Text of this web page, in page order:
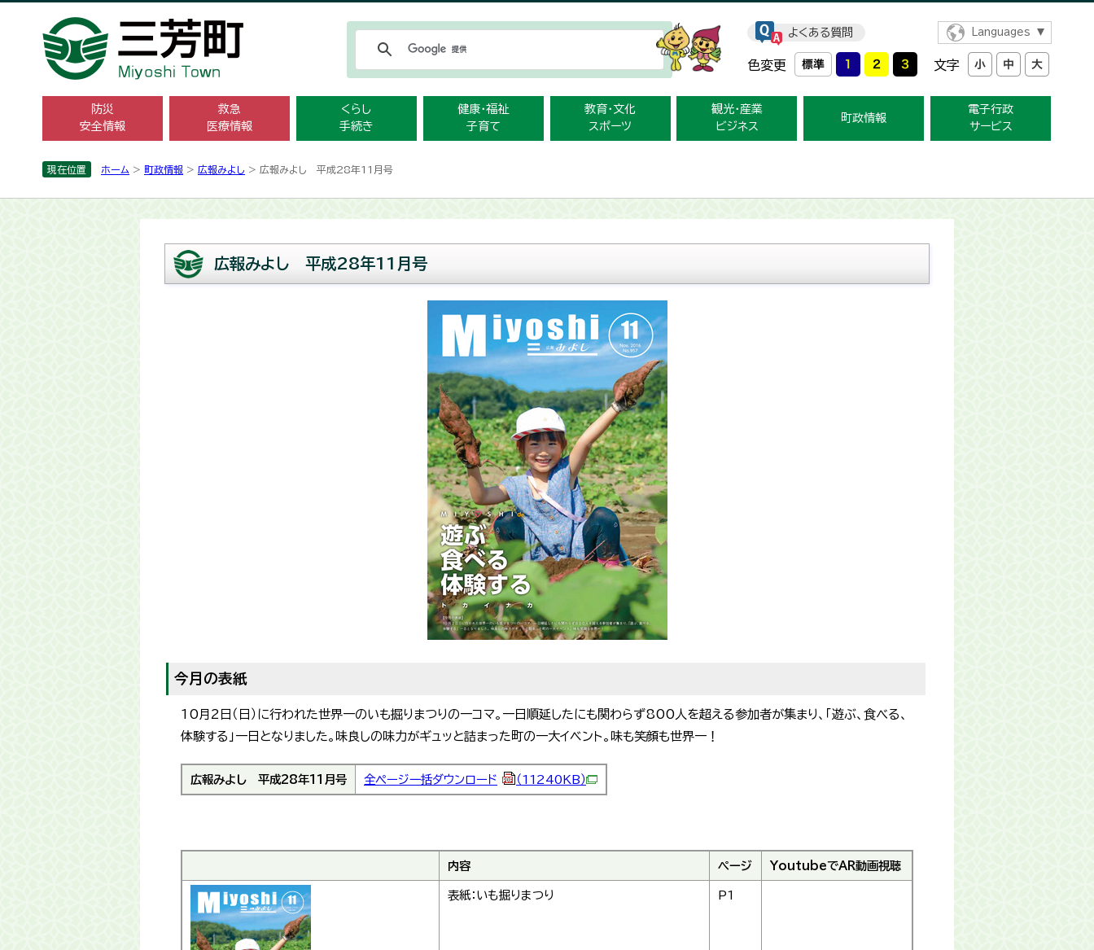
よくある質問 Languages
色変更 文字
防災
安全情報
救急
医療情報
くらし
手続き
健康・福祉
子育て
教育・文化
スポーツ
観光・産業
ビジネス
町政情報
電子行政
サービス
現在位置 ホーム > 町政情報 > 広報みよし > 広報みよし 平成28年11月号
広報みよし 平成28年11月号
今月の表紙
10月2日（日）に行われた世界一のいも掘りまつりの一コマ。一日順延したにも関わらず800人を超える参加者が集まり、「遊ぶ、食べる、
体験する」一日となりました。味良しの味力がギュッと詰まった町の一大イベント。味も笑顔も世界一！
広報みよし 平成28年11月号 全ページ一括ダウンロード （11240KB）
内容 ページ YoutubeでAR動画視聴
表紙：いも掘りまつり P1